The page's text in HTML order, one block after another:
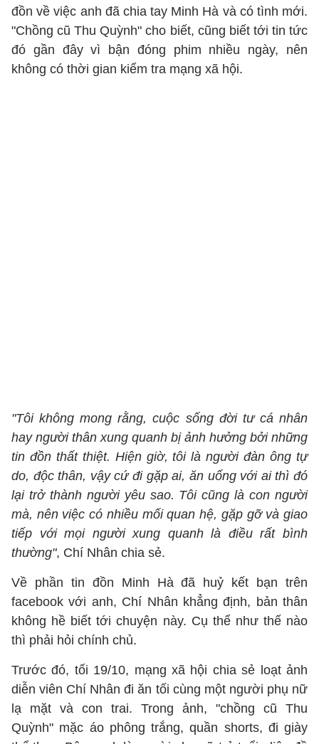
đồn về việc anh đã chia tay Minh Hà và có tình mới.
"Chồng cũ Thu Quỳnh" cho biết, cũng biết tới tin tức
đó gần đây vì bận đóng phim nhiều ngày, nên
không có thời gian kiểm tra mạng xã hội.
"Tôi không mong rằng, cuộc sống đời tư cá nhân
hay người thân xung quanh bị ảnh hưởng bởi những
tin đồn thất thiệt. Hiện giờ, tôi là người đàn ông tự
do, độc thân, vậy cứ đi gặp ai, ăn uống với ai thì đó
lại trở thành người yêu sao. Tôi cũng là con người
mà, nên việc có nhiều mối quan hệ, gặp gỡ và giao
tiếp với mọi người xung quanh là điều rất bình
thường", Chí Nhân chia sẻ.
Về phần tin đồn Minh Hà đã huỷ kết bạn trên
facebook với anh, Chí Nhân khẳng định, bản thân
không hề biết tới chuyện này. Cụ thể như thế nào
thì phải hỏi chính chủ.
Trước đó, tối 19/10, mạng xã hội chia sẻ loạt ảnh
diễn viên Chí Nhân đi ăn tối cùng một người phụ nữ
lạ mặt và con trai. Trong ảnh, "chồng cũ Thu
Quỳnh" mặc áo phông trắng, quần shorts, đi giày